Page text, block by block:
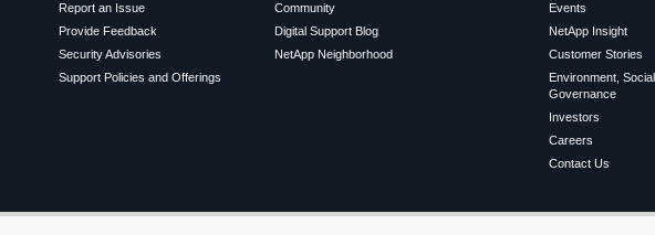
Report an Issue
Provide Feedback
Security Advisories
Support Policies and Offerings
Community
Digital Support Blog
NetApp Neighborhood
Events
NetApp Insight
Customer Stories
Environment,
Governance
Investors
Careers
Contact Us